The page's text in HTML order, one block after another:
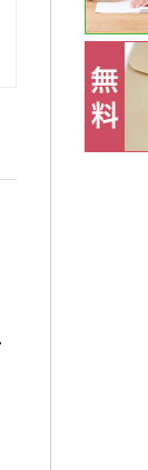
めずに自分を信 […]